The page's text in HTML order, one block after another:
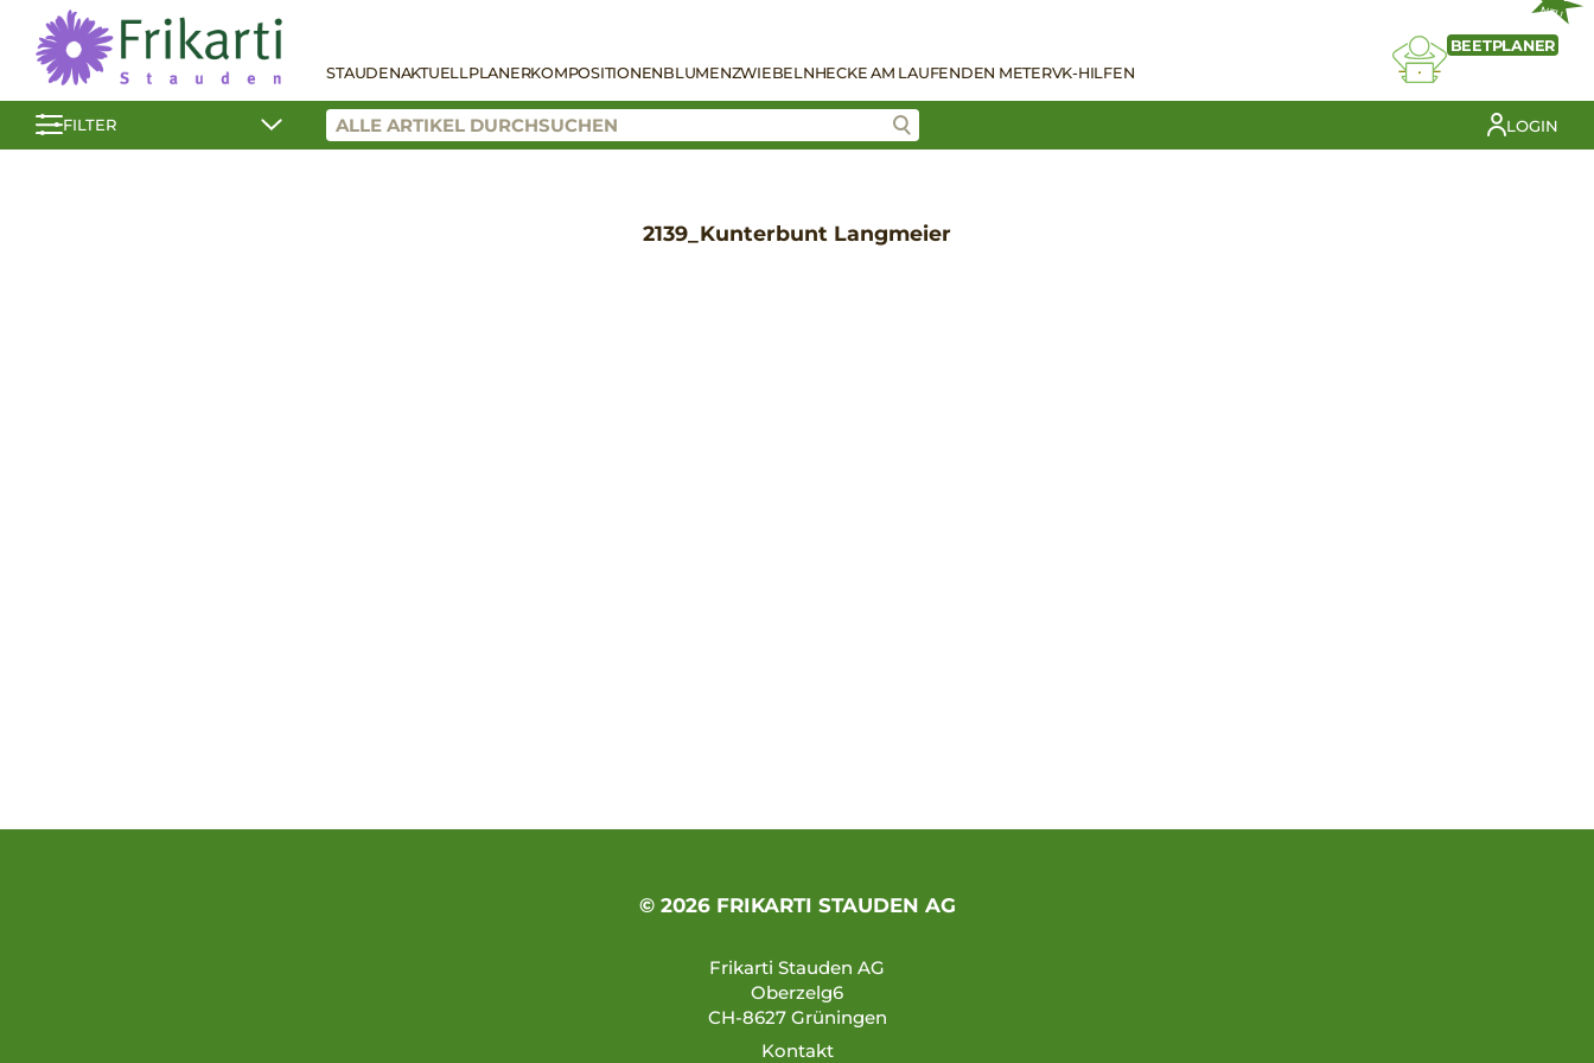
STAUDENAKTUELLPLANERKOMPOSITIONENBLUMENZWIEBELNHECKE AM LAUFENDEN METERVK-HILFEN
NEU
BEETPLANER
FILTER LOGIN
2139_Kunterbunt Langmeier
© 2026 FRIKARTI STAUDEN AG
Frikarti Stauden AG
Oberzelg6
CH-8627 Grüningen
Kontakt